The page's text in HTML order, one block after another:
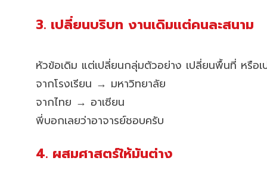
3. เปลี่ยนบริบท งานเดิมแต่คนละสนาม
หัวข้อเดิม แต่เปลี่ยนกลุ่มตัวอย่าง เปลี่ยนพื้นที่ หรือ
จากโรงเรียน → มหาวิทยาลัย
จากไทย → อาเซียน
พี่บอกเลยว่าอาจารย์ชอบครับ
4. ผสมศาสตร์ให้มันต่าง